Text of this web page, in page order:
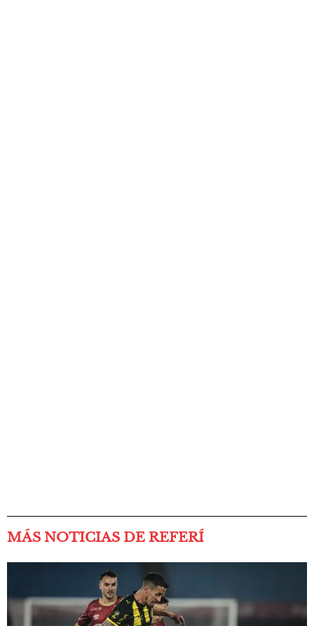
MÁS NOTICIAS DE REFERÍ